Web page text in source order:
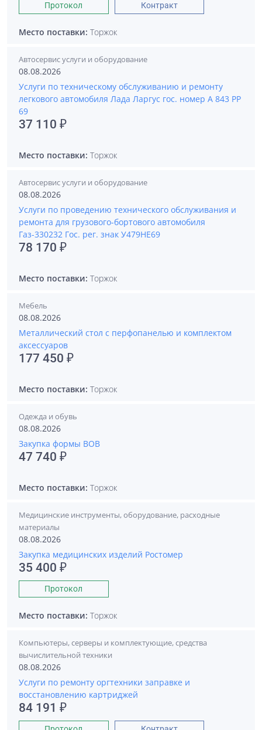
Протокол Контракт
Место поставки: Торжок
Автосервис услуги и оборудование
08.08.2026
Услуги по техническому обслуживанию и ремонту
легкового автомобиля Лада Ларгус гос. номер А 843 РР
69
37 110 ₽
Место поставки: Торжок
Автосервис услуги и оборудование
08.08.2026
Услуги по проведению технического обслуживания и
ремонта для грузового-бортового автомобиля
Газ-330232 Гос. рег. знак У479НЕ69
78 170 ₽
Место поставки: Торжок
Мебель
08.08.2026
Металлический стол с перфопанелью и комплектом
аксессуаров
177 450 ₽
Место поставки: Торжок
Одежда и обувь
08.08.2026
Закупка формы ВОВ
47 740 ₽
Место поставки: Торжок
Медицинские инструменты, оборудование, расходные
материалы
08.08.2026
Закупка медицинских изделий Ростомер
35 400 ₽
Протокол
Место поставки: Торжок
Компьютеры, серверы и комплектующие, средства
вычислительной техники
08.08.2026
Услуги по ремонту оргтехники заправке и
восстановлению картриджей
84 191 ₽